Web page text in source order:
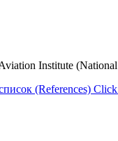
Institute
(References) Click